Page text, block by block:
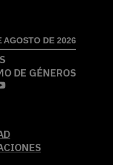
AGOSTO DE 2026
DE GÉNEROS